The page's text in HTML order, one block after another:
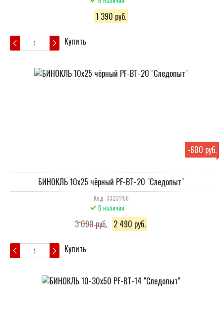
1 390 руб.
Купить
-600 руб.
БИНОКЛЬ 10х25 чёрный PF-BT-20 "Следопыт"
Код: 33231156
В наличии
3 090 руб. 2 490 руб.
Купить